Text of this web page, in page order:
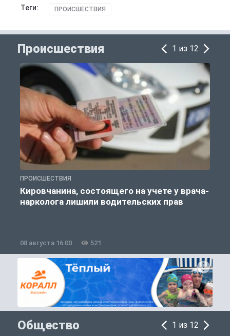
Теги: ПРОИСШЕСТВИЯ
Происшествия 1 из 12
ПРОИСШЕСТВИЯ
Кировчанина, состоящего на учете у врача-
нарколога лишили водительских прав
08 августа 16:00 521
Общество 1 из 12